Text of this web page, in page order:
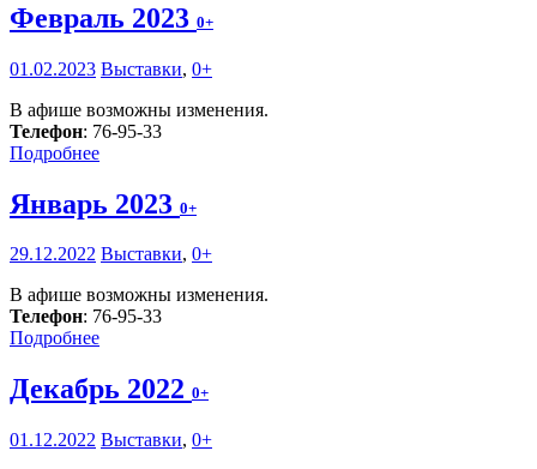
Февраль 2023 0+
01.02.2023 Выставки, 0+
В афише возможны изменения.
Телефон: 76-95-33
Подробнее
Январь 2023 0+
29.12.2022 Выставки, 0+
В афише возможны изменения.
Телефон: 76-95-33
Подробнее
Декабрь 2022 0+
01.12.2022 Выставки, 0+